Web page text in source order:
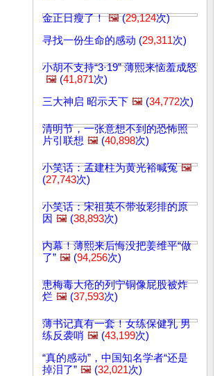
金正日瘦了！ 🖼️(29,124次)
寻找一份生命的感动 (29,311次)
小胡不支持“3·19” 薄熙来恼羞成怒
🖼️ (41,871次)
三大神启 昭示天下 🖼️ (34,772次)
清明节，一张意想不到的恐怖照
片引联想 🖼️ (40,898次)
小笑话：孟建柱为黄光裕喊冤 🖼️
(27,743次)
小笑话：宋祖英不带妆彩排的原
因 🖼️ (38,893次)
内幕！薄熙来后悔没把姜维平“做
了” 🖼️ (94,256次)
患梅毒大疮的列宁铜像屁股被炸
烂 🖼️ (37,593次)
薄书记真有一套！女练保健乳 男
练反袭哨 🖼️ (43,199次)
“真的感动”，中国知名学者“还是
掉泪了” 🖼️ (32,021次)